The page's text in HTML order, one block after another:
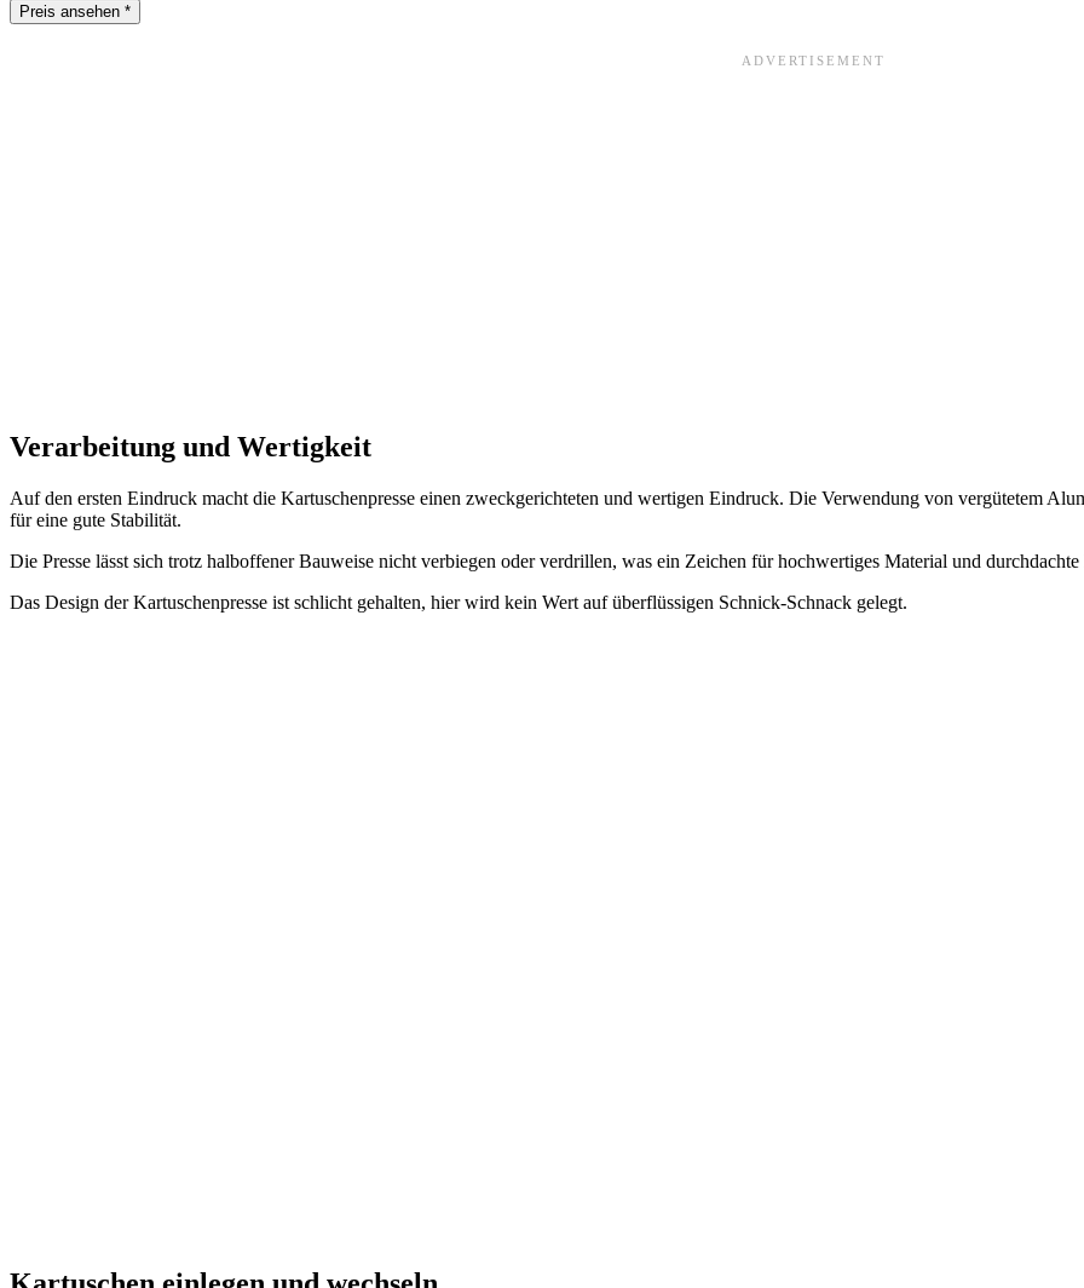
Preis ansehen *
Verarbeitung und Wertigkeit
Auf den ersten Eindruck macht die Kartuschenpresse einen zweckgerichteten und wertigen Eindruck. Die Verwendung von vergütetem
für eine gute Stabilität.
Die Presse lässt sich trotz halboffener Bauweise nicht verbiegen oder verdrillen, was ein Zeichen für hochwertiges Material und
Das Design der Kartuschenpresse ist schlicht gehalten, hier wird kein Wert auf überflüssigen Schnick-Schnack gelegt.